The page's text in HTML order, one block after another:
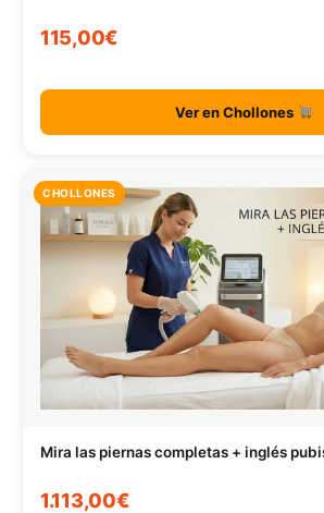
115,00€
Ver en Chollones
CHOLLONES
Mira las piernas completas + inglés
1.113,00€